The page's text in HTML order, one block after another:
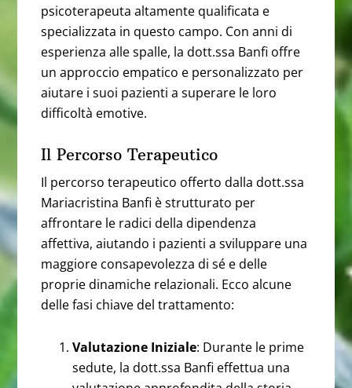
psicoterapeuta altamente qualificata e
specializzata in questo campo. Con anni di
esperienza alle spalle, la dott.ssa Banfi offre
un approccio empatico e personalizzato per
aiutare i suoi pazienti a superare le loro
difficoltà emotive.
Il Percorso Terapeutico
Il percorso terapeutico offerto dalla dott.ssa
Mariacristina Banfi è strutturato per
affrontare le radici della dipendenza
affettiva, aiutando i pazienti a sviluppare una
maggiore consapevolezza di sé e delle
proprie dinamiche relazionali. Ecco alcune
delle fasi chiave del trattamento:
Valutazione Iniziale: Durante le prime
sedute, la dott.ssa Banfi effettua una